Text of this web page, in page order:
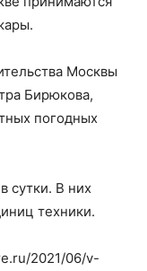
Москвы
Бирюкова,
погодных
сутки. В них
техники.
2021/06/v-